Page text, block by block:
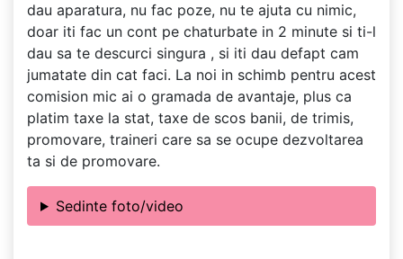
dau aparatura, nu fac poze, nu te ajuta cu nimic,
doar iti fac un cont pe chaturbate in 2 minute si ti-l
dau sa te descurci singura , si iti dau defapt cam
jumatate din cat faci. La noi in schimb pentru acest
comision mic ai o gramada de avantaje, plus ca
platim taxe la stat, taxe de scos banii, de trimis,
promovare, traineri care sa se ocupe dezvoltarea
ta si de promovare.
Sedinte foto/video